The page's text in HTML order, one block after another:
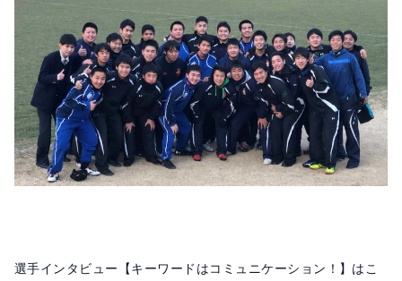
選手インタビュー【キーワードはコミュニケーション！】はこ